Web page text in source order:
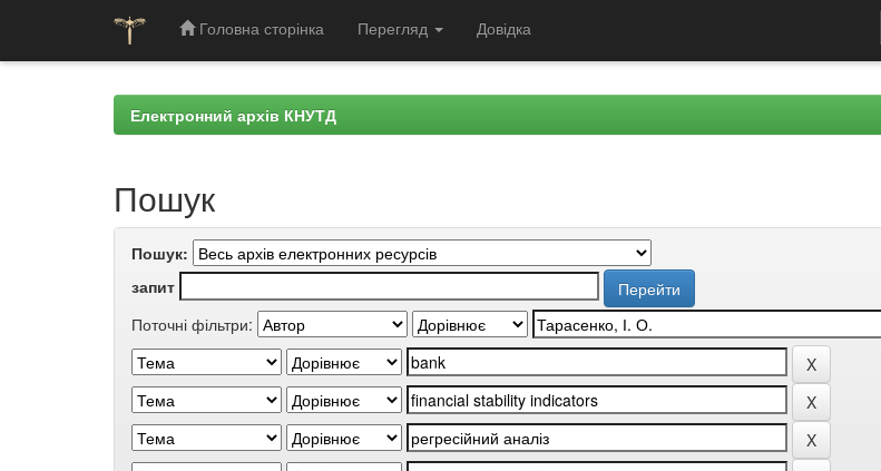
Головна сторінка Перегляд Довідка
Електронний архів КНУТД
Пошук
Пошук:
запит
Поточні фільтри: